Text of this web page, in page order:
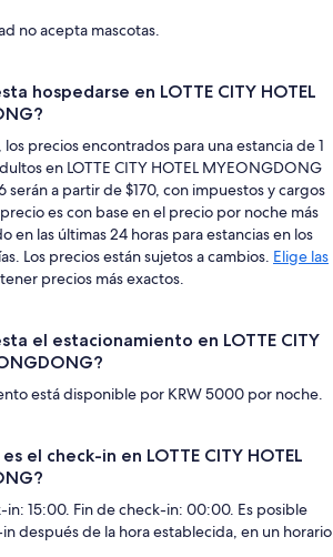
no acepta mascotas.
hospedarse en LOTTE CITY HOTEL
precios encontrados para una estancia de 1
en LOTTE CITY HOTEL MYEONGDONG
serán a partir de $170, con impuestos y cargos
es con base en el precio por noche más
en las últimas 24 horas para estancias en los
Los precios están sujetos a cambios. Elige las
precios más exactos.
el estacionamiento en LOTTE CITY
está disponible por KRW 5000 por noche.
el check-in en LOTTE CITY HOTEL
in: 15:00. Fin de check-in: 00:00. Es posible
después de la hora establecida, en un horario